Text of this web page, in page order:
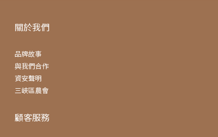
關於我們
品牌故事
與我們合作
資安聲明
三峽區農會
顧客服務